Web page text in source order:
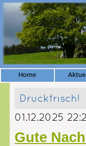
Home
Druckfrisch!
01.12.2025
Gute